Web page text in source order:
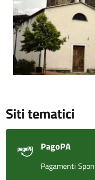
Siti tematici
PagoPA
Pagamenti